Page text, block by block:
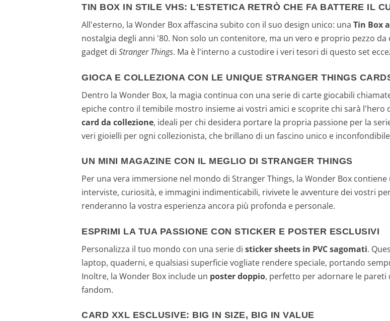
TIN BOX IN STILE VHS: L'ESTETICA RETRÒ CHE FA BATTERE IL
All'esterno, la Wonder Box affascina subito con il suo design unico: una Tin Box
nostalgia degli anni '80. Non solo un contenitore, ma un vero e proprio pezzo
gadget di Stranger Things. Ma è l'interno a custodire i veri tesori di questo set
GIOCA E COLLEZIONA CON LE UNIQUE STRANGER THINGS
Dentro la Wonder Box, la magia continua con una serie di carte giocabili
epiche contro il temibile mostro insieme ai vostri amici e scoprite chi sarà l'hero
card da collezione, ideali per chi desidera portare la propria passione per la
veri gioielli per ogni collezionista, che brillano di un fascino unico e
UN MINI MAGAZINE CON IL MEGLIO DI STRANGER THINGS
Per una vera immersione nel mondo di Stranger Things, la Wonder Box contiene
interviste, curiosità, e immagini indimenticabili, rivivete le avventure dei vostri
renderanno la vostra esperienza ancora più profonda e personale.
ESPRIMI LA TUA PASSIONE CON STICKER E POSTER ESCLUSIVI
Personalizza il tuo mondo con una serie di sticker sheets in PVC sagomati.
laptop, quaderni, e qualsiasi superficie vogliate rendere speciale, portando
Inoltre, la Wonder Box include un poster doppio, perfetto per adornare le pareti
fandom.
CARD XXL ESCLUSIVE: BIG IN SIZE, BIG IN VALUE